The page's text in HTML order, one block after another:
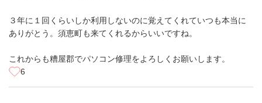
３年に１回くらいしか利用しないのに覚えてくれていつも本当に
ありがとう。須恵町も来てくれるからいいですね。
これからも糟屋郡でパソコン修理をよろしくお願いします。
6